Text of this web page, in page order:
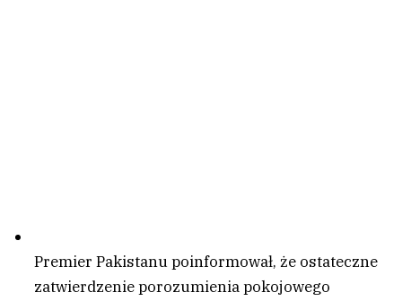
Premier Pakistanu poinformował, że ostateczne
zatwierdzenie porozumienia pokojowego